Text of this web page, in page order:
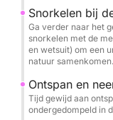
Een perfecte
ontspanning,
kennismaking
Snorkelen bij
Ga verder naar het
snorkelen met de
en wetsuit) om een
natuur samenkomen.
Ontspan en
Tijd gewijd aan
ondergedompeld in